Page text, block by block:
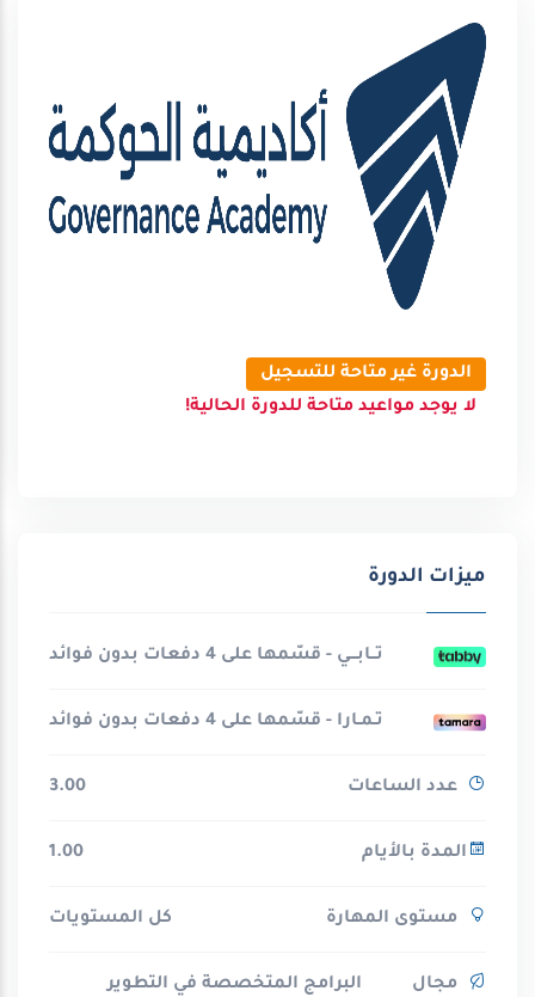
الدورة غير متاحة للتسجيل
لا يوجد مواعيد متاحة للدورة الحالية!
ميزات الدورة
تــابـــي - قسّمها على 4 دفعات بدون فوائد
تـمـارا - قسّمها على 4 دفعات بدون فوائد
عدد الساعات 3.00
المدة بالأيام 1.00
مستوى المهارة كل المستويات
مجال
البرامج المتخصصة في التطوير